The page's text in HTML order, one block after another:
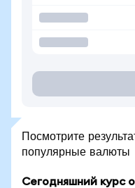
Посмотрите
популярные валюты
Сегодняшний курс